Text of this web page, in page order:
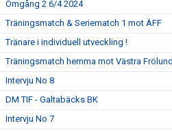
Omgång 2 6/4 2024
Träningsmatch & Seriematch 1 mot ÄFF
Tränare i individuell utveckling !
Träningsmatch hemma mot Västra
Intervju No 8
DM TIF - Galtabäcks BK
Intervju No 7